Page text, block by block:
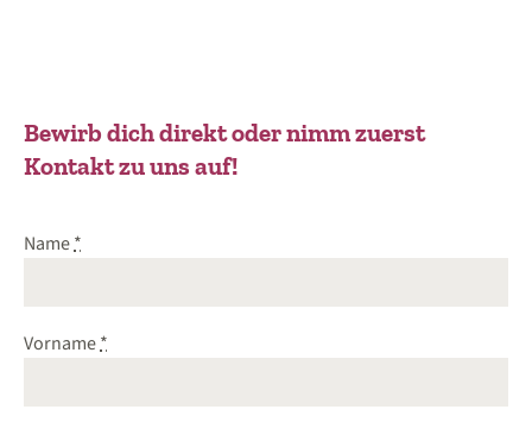
Bewirb dich direkt oder nimm zuerst
Kontakt zu uns auf!
Name*
Vorname*